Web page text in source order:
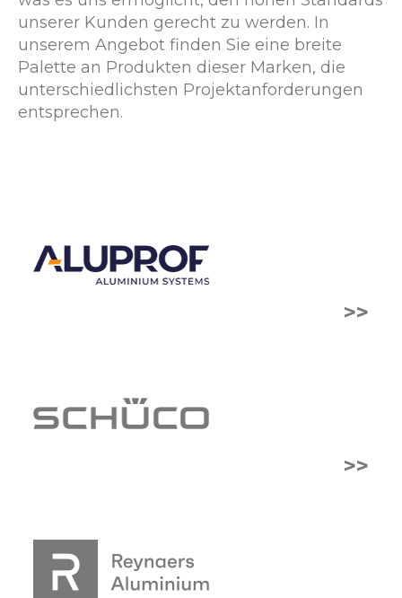
unserer Kunden gerecht zu werden. In
unserem Angebot finden Sie eine breite
Palette an Produkten dieser Marken, die
unterschiedlichsten Projektanforderungen
entsprechen.
>>
>>